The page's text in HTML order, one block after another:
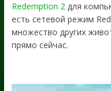
Redemption 2для
есть сетевой режим
множество других
прямо сейчас.